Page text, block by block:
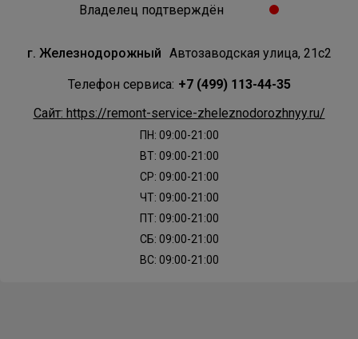
Владелец подтверждён
г. Железнодорожный Автозаводская улица, 21с2
Телефон сервиса: +7 (499) 113-44-35
Сайт: https://remont-service-zheleznodorozhnyy.ru/
ПН: 09:00-21:00
ВТ: 09:00-21:00
СР: 09:00-21:00
ЧТ: 09:00-21:00
ПТ: 09:00-21:00
СБ: 09:00-21:00
ВС: 09:00-21:00